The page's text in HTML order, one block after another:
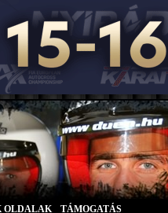
OLDALAK TÁMOGATÁS